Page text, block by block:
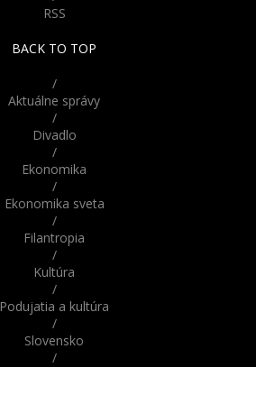
2 3 4...17
RSS
BACK TO TOP
/
Aktuálne správy
/
Divadlo
/
Ekonomika
/
Ekonomika sveta
/
Filantropia
/
Kultúra
/
Podujatia a kultúra
/
Slovensko
/